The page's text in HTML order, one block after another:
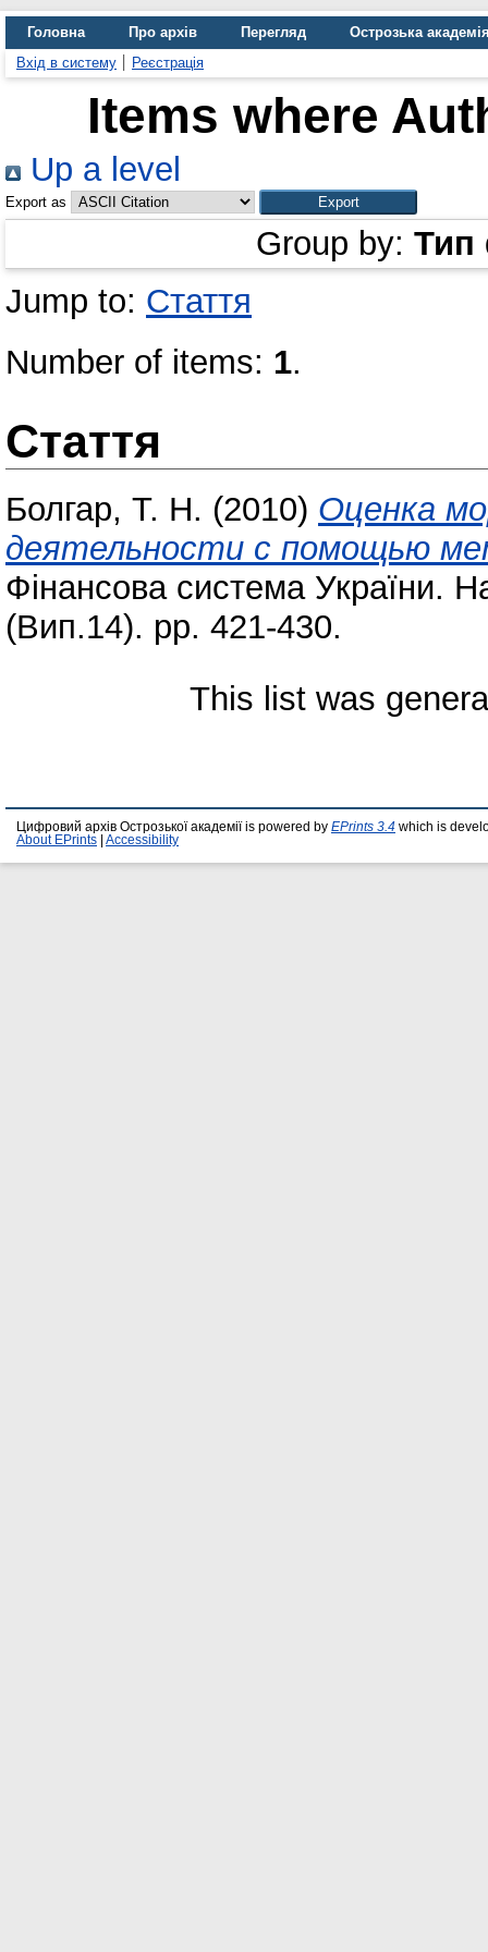
Головна Про архів Перегляд
Острозька
Вхід в систему
Реєстрація
Items where
Up a level
Export as
Group by: Тип
Jump to: Стаття
Number of items: 1.
Стаття
Болгар, Т. Н. (2010) Оценка
деятельности с помощью
Фінансова система України.
(Вип.14). pp. 421-430.
This list was
Цифровий архів Острозької академії is powered by EPrints 3.4 which is
About EPrints
Accessibility